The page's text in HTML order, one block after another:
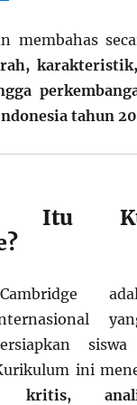
membahas
tahun
Itu
siswa
ini
kritis,